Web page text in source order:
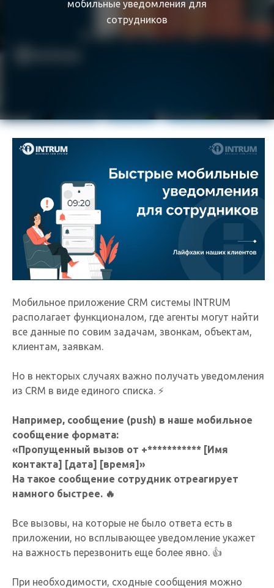
мобильные уведомления для
сотрудников
Мобильное приложение CRM системы INTRUM
располагает функционалом, где агенты могут найти
все данные по совим задачам, звонкам, объектам,
клиентам, заявкам.
Но в некторых случаях важно получать уведомления
из CRM в виде единого списка. ⚡️
Например, сообщение (push) в наше мобильное
сообщение формата:
«Пропущенный вызов от +*********** [Имя
контакта] [дата] [время]»
На такое сообщение сотрудник отреагирует
намного быстрее. 🔥
Все вызовы, на которые не было ответа есть в
приложении, но всплывающее уведомление укажет
на важность перезвонить еще более явно. 👍
При необходимости, сходные сообщения можно